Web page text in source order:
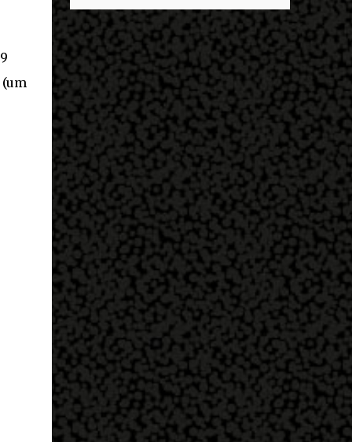
entrar no exército’… Essas coisas me fizeram
entrar no exército. Eu disse; ‘vou mostrar
par...
destaques é seu status de relacionamento
amoroso. Em maio deste ano, Mbappé foi
visto pela primeira vez ao lado de Inès Rau .
A modelo trans, então, passou a ser
apontada como namorada do atleta. No
entanto, os dois nunca confirmaram que a
relação existe. Quem é Inès Rau? Inès Rau é
uma modelo de descendência argelina
nascida em Paris, França. Ela ficou famosa
ao se tornar a primeira playmate trans da
Playboy , em novembro de 2017. Ela realizou
uma cirurgia de redesignação sexual aos 18
anos, mas sua identidade transgênero só se
tornou publica quando ela posou na revista
e lançou sua biografia 'Femme' , publicada
em 2018. "Eu vivi muito tempo sem falar
que era transgênero, Eu namorei muito e
quase esqueci. Eu ti...